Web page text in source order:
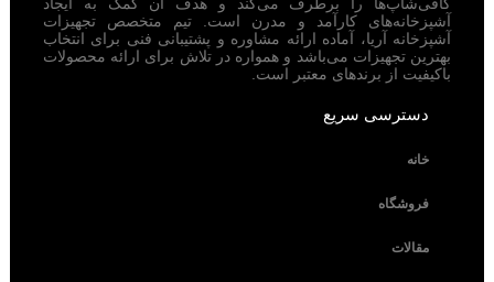
آشپزخانه‌های کارآمد و مدرن است. تیم متخصص تجهیزات
آشپزخانه آریا، آماده ارائه مشاوره و پشتیبانی فنی برای انتخاب
بهترین تجهیزات می‌باشد و همواره در تلاش برای ارائه محصولات
باکیفیت از برندهای معتبر است.
دسترسی سریع
خانه
فروشگاه
مقالات